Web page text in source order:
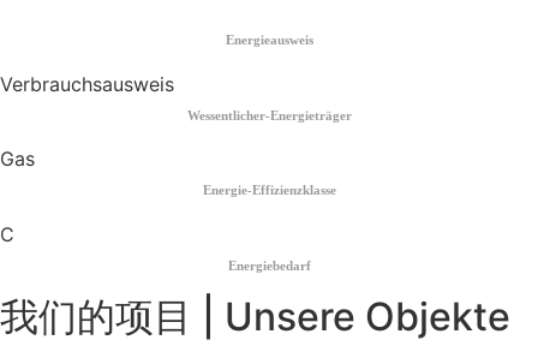
Energieausweis
Verbrauchsausweis
Wessentlicher-Energieträger
Gas
Energie-Effizienzklasse
C
Energiebedarf
我们的项目 | Unsere Objekte